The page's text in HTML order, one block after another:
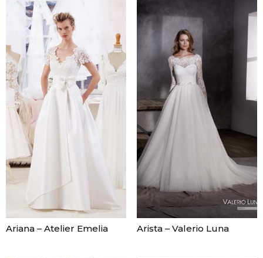
Ariana – Atelier Emelia Arista – Valerio Luna